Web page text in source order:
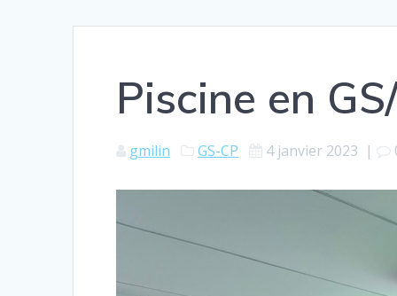
Piscine en
gmilin GS-CP 4 janvier 2023 |